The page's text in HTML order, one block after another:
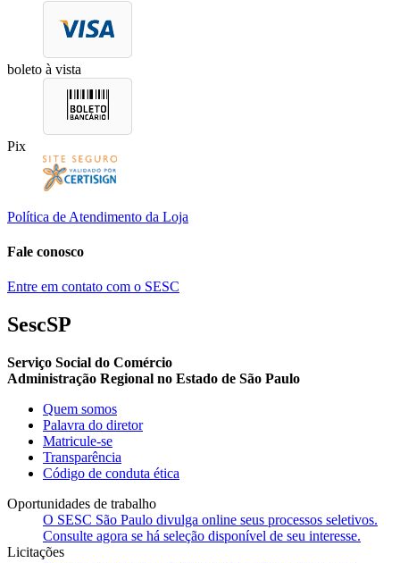
boleto à vista
Pix
Política de Atendimento da Loja
Fale conosco
Entre em contato com o SESC
SescSP
Serviço Social do Comércio
Administração Regional no Estado de São Paulo
Quem somos
Palavra do diretor
Matricule-se
Transparência
Código de conduta ética
Oportunidades de trabalho
O SESC São Paulo divulga online seus processos seletivos.
Consulte agora se há seleção disponível de seu interesse.
Licitações